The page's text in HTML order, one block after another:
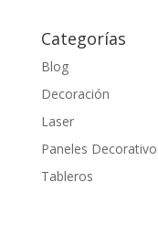
Categorías
Blog
Decoración
Laser
Paneles
Tableros